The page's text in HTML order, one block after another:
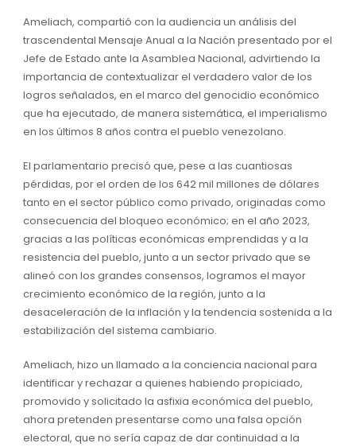
Ameliach, compartió con la audiencia un análisis del
trascendental Mensaje Anual a la Nación presentado por el
Jefe de Estado ante la Asamblea Nacional, advirtiendo la
importancia de contextualizar el verdadero valor de los
logros señalados, en el marco del genocidio económico
que ha ejecutado, de manera sistemática, el imperialismo
en los últimos 8 años contra el pueblo venezolano.
El parlamentario precisó que, pese a las cuantiosas
pérdidas, por el orden de los 642 mil millones de dólares
tanto en el sector público como privado, originadas como
consecuencia del bloqueo económico; en el año 2023,
gracias a las políticas económicas emprendidas y a la
resistencia del pueblo, junto a un sector privado que se
alineó con los grandes consensos, logramos el mayor
crecimiento económico de la región, junto a la
desaceleración de la inflación y la tendencia sostenida a la
estabilización del sistema cambiario.
Ameliach, hizo un llamado a la conciencia nacional para
identificar y rechazar a quienes habiendo propiciado,
promovido y solicitado la asfixia económica del pueblo,
ahora pretenden presentarse como una falsa opción
electoral, que no sería capaz de dar continuidad a la